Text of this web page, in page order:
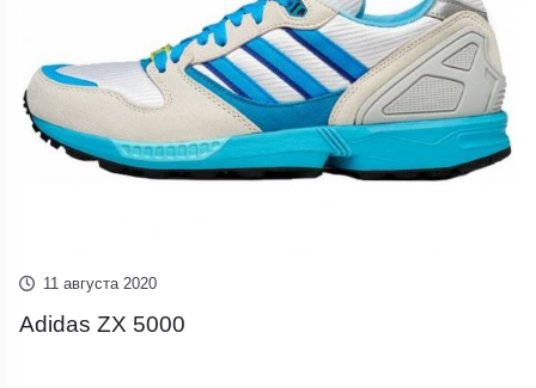
11 августа 2020
Adidas ZX 5000